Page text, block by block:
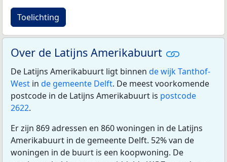
Toelichting
Over de Latijns Amerikabuurt
De Latijns Amerikabuurt ligt binnen de wijk Tanthof-
West in de gemeente Delft. De meest voorkomende
postcode in de Latijns Amerikabuurt is postcode
2622.
Er zijn 869 adressen en 860 woningen in de Latijns
Amerikabuurt in de gemeente Delft. 52% van de
woningen in de buurt is een koopwoning. De